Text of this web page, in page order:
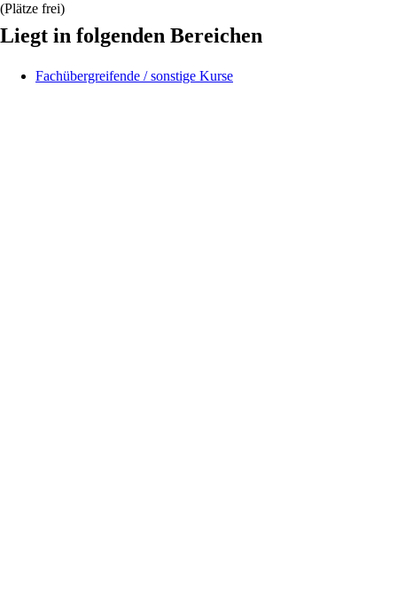
(Plätze frei)
Liegt in folgenden Bereichen
Fachübergreifende / sonstige Kurse